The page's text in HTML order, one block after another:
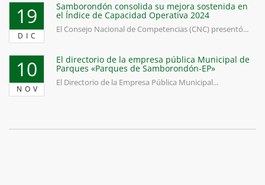
19
DIC
Samborondón consolida su mejora sostenida en
el Índice de Capacidad Operativa 2024
El Consejo Nacional de Competencias (CNC) presentó...
10
NOV
El directorio de la empresa pública Municipal de
Parques «Parques de Samborondón-EP»
El Directorio de la Empresa Pública Municipal...